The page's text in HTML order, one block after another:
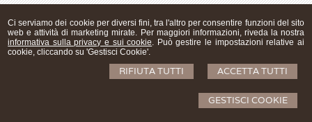
Ci serviamo dei cookie per diversi fini, tra l'altro per consentire funzioni del sito
web e attività di marketing mirate. Per maggiori informazioni, riveda la nostra
informativa sulla privacy e sui cookie. Può gestire le impostazioni relative ai
cookie, cliccando su 'Gestisci Cookie'.
ACCETTA TUTTI
RIFIUTA TUTTI
GESTISCI COOKIE